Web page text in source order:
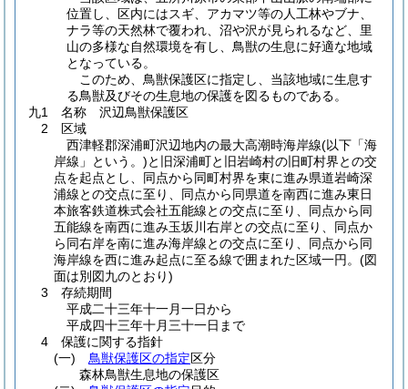
位置し、区内にはスギ、アカマツ等の人工林やブナ、
ナラ等の天然林で覆われ、沼や沢が見られるなど、里
山の多様な自然環境を有し、鳥獣の生息に好適な地域
となっている。
このため、鳥獣保護区に指定し、当該地域に生息す
る鳥獣及びその生息地の保護を図るものである。
九1 名称 沢辺鳥獣保護区
2 区域
西津軽郡深浦町沢辺地内の最大高潮時海岸線(以下「海
岸線」という。)と旧深浦町と旧岩崎村の旧町村界との交
点を起点とし、同点から同町村界を東に進み県道岩崎深
浦線との交点に至り、同点から同県道を南西に進み東日
本旅客鉄道株式会社五能線との交点に至り、同点から同
五能線を南西に進み玉坂川右岸との交点に至り、同点か
ら同右岸を南に進み海岸線との交点に至り、同点から同
海岸線を西に進み起点に至る線で囲まれた区域一円。 (図
面は別図九のとおり)
3 存続期間
平成二十三年十一月一日から
平成四十三年十月三十一日まで
4 保護に関する指針
(一)
鳥獣保護区の指定区分
森林鳥獣生息地の保護区